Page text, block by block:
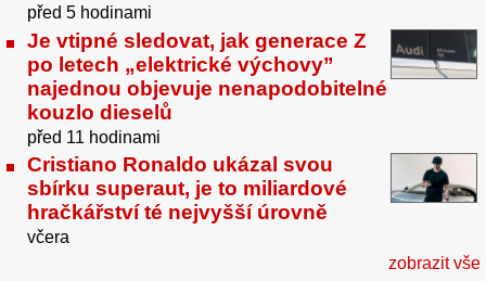
před 5 hodinami
Je vtipné sledovat, jak generace Z
po letech „elektrické výchovy”
najednou objevuje nenapodobitelné
kouzlo dieselů
před 11 hodinami
Cristiano Ronaldo ukázal svou
sbírku superaut, je to miliardové
hračkářství té nejvyšší úrovně
včera
zobrazit vše